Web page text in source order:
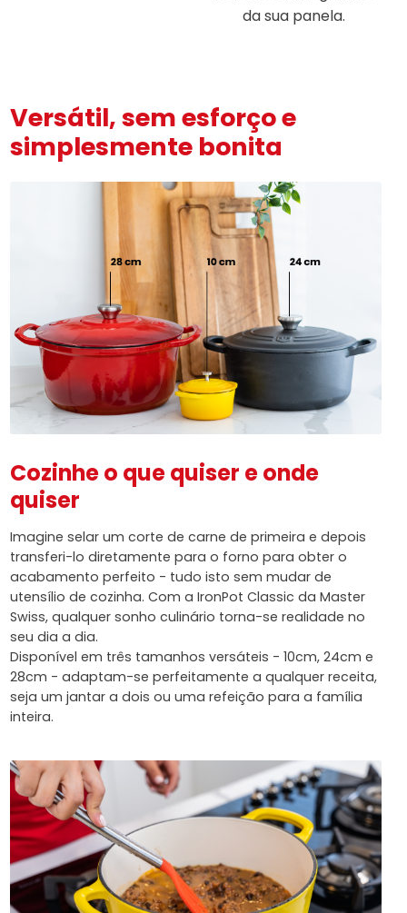
da sua panela.
Versátil, sem esforço e
simplesmente bonita
Cozinhe o que quiser e onde
quiser
Imagine selar um corte de carne de primeira e depois
transferi-lo diretamente para o forno para obter o
acabamento perfeito - tudo isto sem mudar de
utensílio de cozinha. Com a IronPot Classic da Master
Swiss, qualquer sonho culinário torna-se realidade no
seu dia a dia.
Disponível em três tamanhos versáteis - 10cm, 24cm e
28cm - adaptam-se perfeitamente a qualquer receita,
seja um jantar a dois ou uma refeição para a família
inteira.